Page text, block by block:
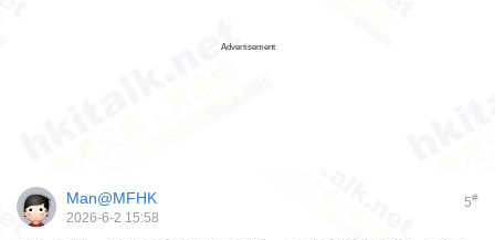
Advertisement
5#
Man@MFHK
2026-6-2 15:58